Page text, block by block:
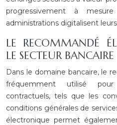
progressivement à
administrations digitalisent
LE RECOMMANDÉ
LE SECTEUR BANCAIRE
Dans le domaine bancaire, le
fréquemment utilisé
contractuels, tels que les
conditions générales de
électronique permet